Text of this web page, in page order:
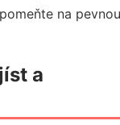
na pevnou
a